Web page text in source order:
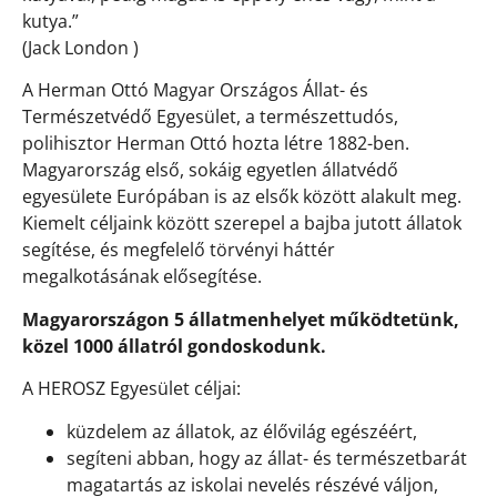
kutya.”
(Jack London )
A Herman Ottó Magyar Országos Állat- és
Természetvédő Egyesület, a természettudós,
polihisztor Herman Ottó hozta létre 1882-ben.
Magyarország első, sokáig egyetlen állatvédő
egyesülete Európában is az elsők között alakult meg.
Kiemelt céljaink között szerepel a bajba jutott állatok
segítése, és megfelelő törvényi háttér
megalkotásának elősegítése.
Magyarországon 5 állatmenhelyet működtetünk,
közel 1000 állatról gondoskodunk.
A HEROSZ Egyesület céljai:
küzdelem az állatok, az élővilág egészéért,
segíteni abban, hogy az állat- és természetbarát
magatartás az iskolai nevelés részévé váljon,